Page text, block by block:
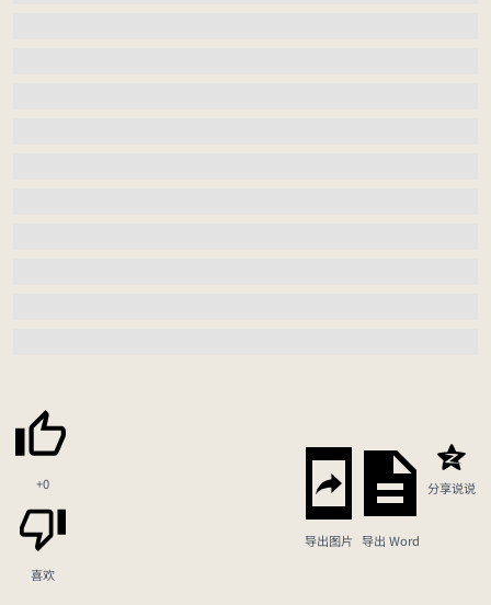
+0
喜欢
导出图片 导出 Word
分享说说